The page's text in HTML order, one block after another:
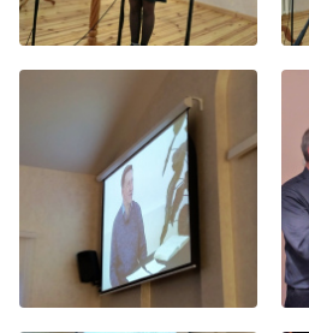
Пожертвования